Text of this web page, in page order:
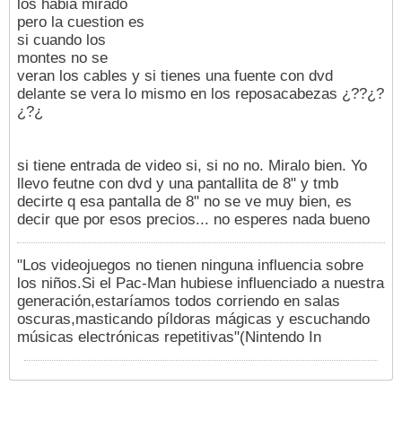
los habia mirado
pero la cuestion es
si cuando los
montes no se
veran los cables y si tienes una fuente con dvd
delante se vera lo mismo en los reposacabezas ¿??¿?
¿?¿
si tiene entrada de video si, si no no. Miralo bien. Yo
llevo feutne con dvd y una pantallita de 8" y tmb
decirte q esa pantalla de 8" no se ve muy bien, es
decir que por esos precios... no esperes nada bueno
"Los videojuegos no tienen ninguna influencia sobre
los niños.Si el Pac-Man hubiese influenciado a nuestra
generación,estaríamos todos corriendo en salas
oscuras,masticando píldoras mágicas y escuchando
músicas electrónicas repetitivas"(Nintendo In